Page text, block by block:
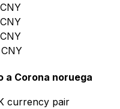
CNY
CNY
CNY
CNY
a Corona noruega
currency pair